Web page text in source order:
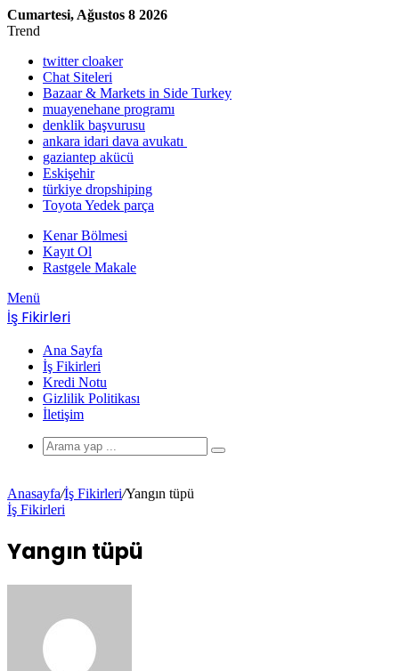
Cumartesi, Ağustos 8 2026
Trend
twitter cloaker
Chat Siteleri
Bazaar & Markets in Side Turkey
muayenehane programı
denklik başvurusu
ankara idari dava avukatı
gaziantep akücü
Eskişehir
türkiye dropshiping
Toyota Yedek parça
Kenar Bölmesi
Kayıt Ol
Rastgele Makale
Menü
İş Fikirleri
Ana Sayfa
İş Fikirleri
Kredi Notu
Gizlilik Politikası
İletişim
Anasayfa/İş Fikirleri/Yangın tüpü
İş Fikirleri
Yangın tüpü